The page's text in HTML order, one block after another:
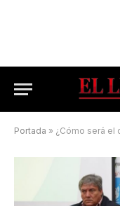
Portada » ¿Cómo será el